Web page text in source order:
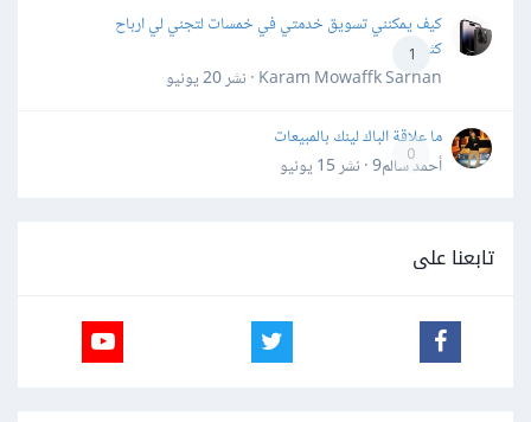
1
كيف يمكنني تسويق خدمتي في خمسات لتجني لي ارباح
كثيرة
Karam Mowaffk Sarhan · نشر
20 يونيو
0
ما علاقة الباك لينك بالمبيعات
أحمد سالم9 · نشر
15 يونيو
تابعنا على